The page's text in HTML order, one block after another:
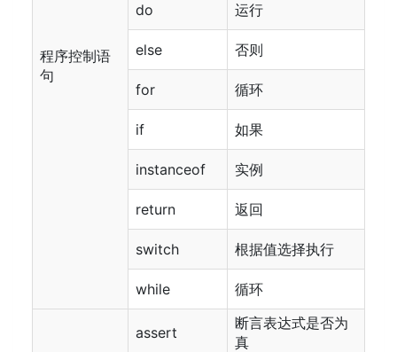
程序控制语
句
do 运行
else 否则
for 循环
if 如果
instanceof 实例
return 返回
switch 根据值选择执行
while 循环
assert
断言表达式是否为
真